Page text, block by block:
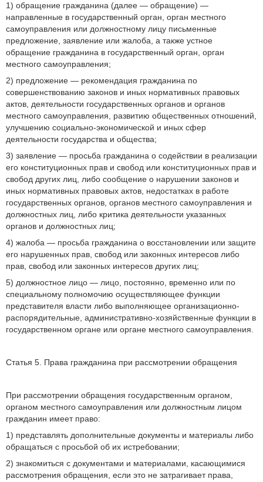
1) обращение гражданина (далее — обращение) —
направленные в государственный орган, орган местного
самоуправления или должностному лицу письменные
предложение, заявление или жалоба, а также устное
обращение гражданина в государственный орган, орган
местного самоуправления;
2) предложение — рекомендация гражданина по
совершенствованию законов и иных нормативных правовых
актов, деятельности государственных органов и органов
местного самоуправления, развитию общественных отношений,
улучшению социально-экономической и иных сфер
деятельности государства и общества;
3) заявление — просьба гражданина о содействии в реализации
его конституционных прав и свобод или конституционных прав и
свобод других лиц, либо сообщение о нарушении законов и
иных нормативных правовых актов, недостатках в работе
государственных органов, органов местного самоуправления и
должностных лиц, либо критика деятельности указанных
органов и должностных лиц;
4) жалоба — просьба гражданина о восстановлении или защите
его нарушенных прав, свобод или законных интересов либо
прав, свобод или законных интересов других лиц;
5) должностное лицо — лицо, постоянно, временно или по
специальному полномочию осуществляющее функции
представителя власти либо выполняющее организационно-
распорядительные, административно-хозяйственные функции в
государственном органе или органе местного самоуправления.
Статья 5. Права гражданина при рассмотрении обращения
При рассмотрении обращения государственным органом,
органом местного самоуправления или должностным лицом
гражданин имеет право:
1) представлять дополнительные документы и материалы либо
обращаться с просьбой об их истребовании;
2) знакомиться с документами и материалами, касающимися
рассмотрения обращения, если это не затрагивает права,